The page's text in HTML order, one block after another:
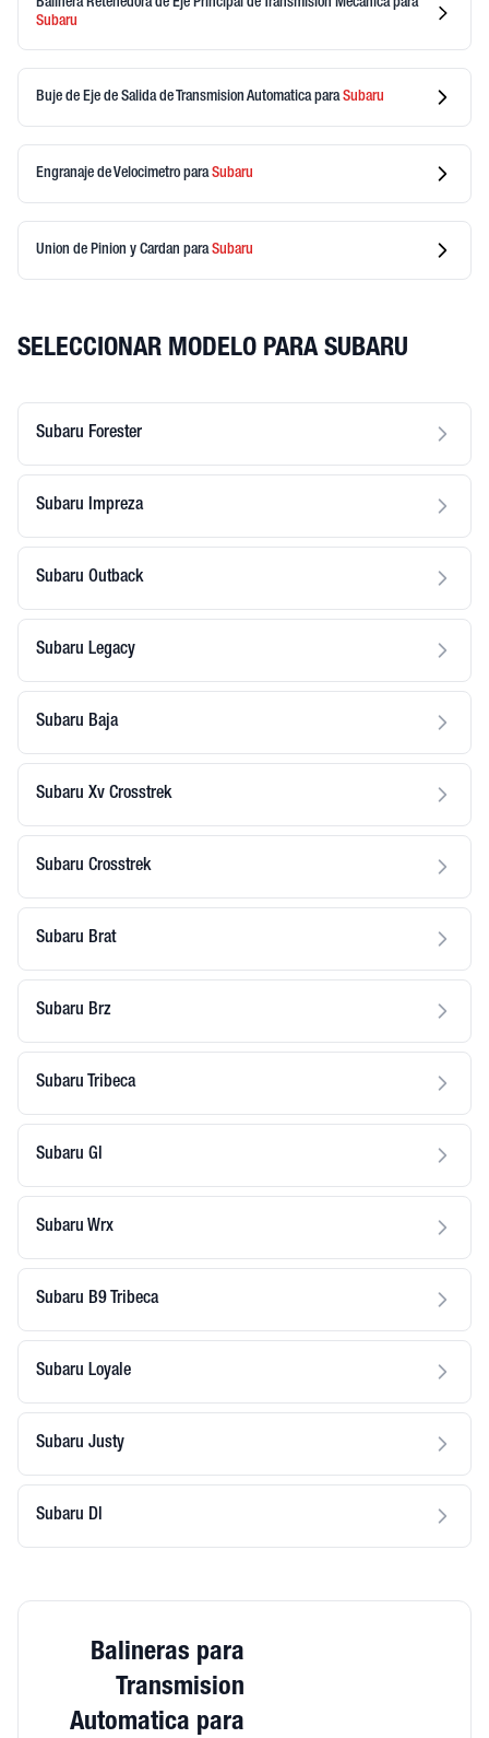
Balinera Retenedora de Eje Principal de Transmision Mecanica para
Subaru
Buje de Eje de Salida de Transmision AutomaticaparaSubaru
Engranaje de Velocimetro paraSubaru
Union de Pinion y Cardan paraSubaru
SELECCIONAR MODELO PARA SUBARU
Subaru Forester
Subaru Impreza
Subaru Outback
Subaru Legacy
Subaru Baja
Subaru Xv Crosstrek
Subaru Crosstrek
Subaru Brat
Subaru Brz
Subaru Tribeca
Subaru Gl
Subaru Wrx
Subaru B9 Tribeca
Subaru Loyale
Subaru Justy
Subaru Dl
Balineras para
Transmision
Automatica para